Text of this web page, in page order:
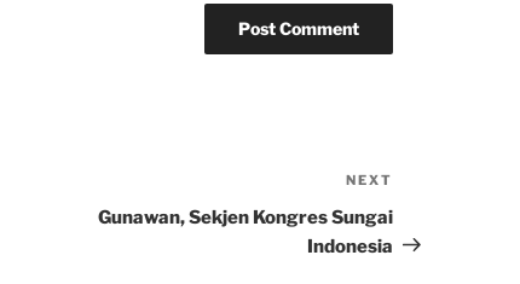
Post
NEXT
Gunawan, Sekjen Kongres Sungai
Indonesia